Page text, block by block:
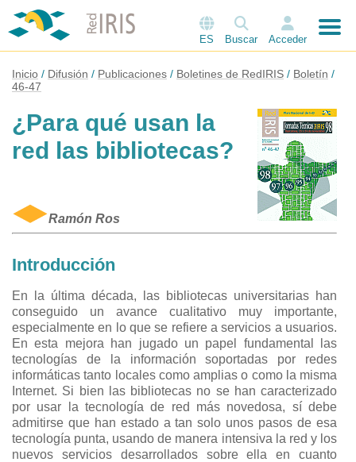
ES Buscar Acceder
Inicio Difusión Publicaciones Boletines de RedIRIS
Boletín
46-47
¿Para qué usan la
red las bibliotecas?
Ramón Ros
Introducción
En la última década, las bibliotecas universitarias han
conseguido un avance cualitativo muy importante,
especialmente en lo que se refiere a servicios a usuarios.
En esta mejora han jugado un papel fundamental las
tecnologías de la información soportadas por redes
informáticas tanto locales como amplias o como la misma
Internet. Si bien las bibliotecas no se han caracterizado
por usar la tecnología de red más novedosa, sí debe
admitirse que han estado a tan solo unos pasos de esa
tecnología punta, usando de manera intensiva la red y los
nuevos servicios desarrollados sobre ella en cuanto